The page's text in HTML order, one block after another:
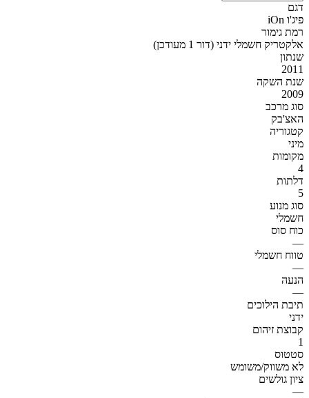
דגם
פיג'ו iOn
רמת גימור
אלקטריק חשמלי ידני (דור 1 מעודכן)
שנתון
2011
שנת השקה
2009
סוג מרכב
האצ'בק
קטגוריה
מיני
מקומות
4
דלתות
5
סוג מנוע
חשמלי
כוח סוס
—
טווח חשמלי
—
הנעה
—
תיבת הילוכים
ידני
קבוצת זיהום
1
סטטוס
לא משווק/משומש
ציון גולשים
—